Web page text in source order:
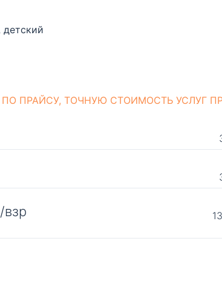
детский
ПРАЙСУ, ТОЧНУЮ СТОИМОСТЬ УСЛУГ
взр